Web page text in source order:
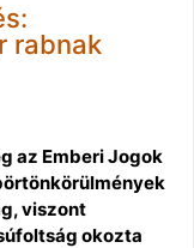
rabnak
az Emberi Jogok
viszont
okozta